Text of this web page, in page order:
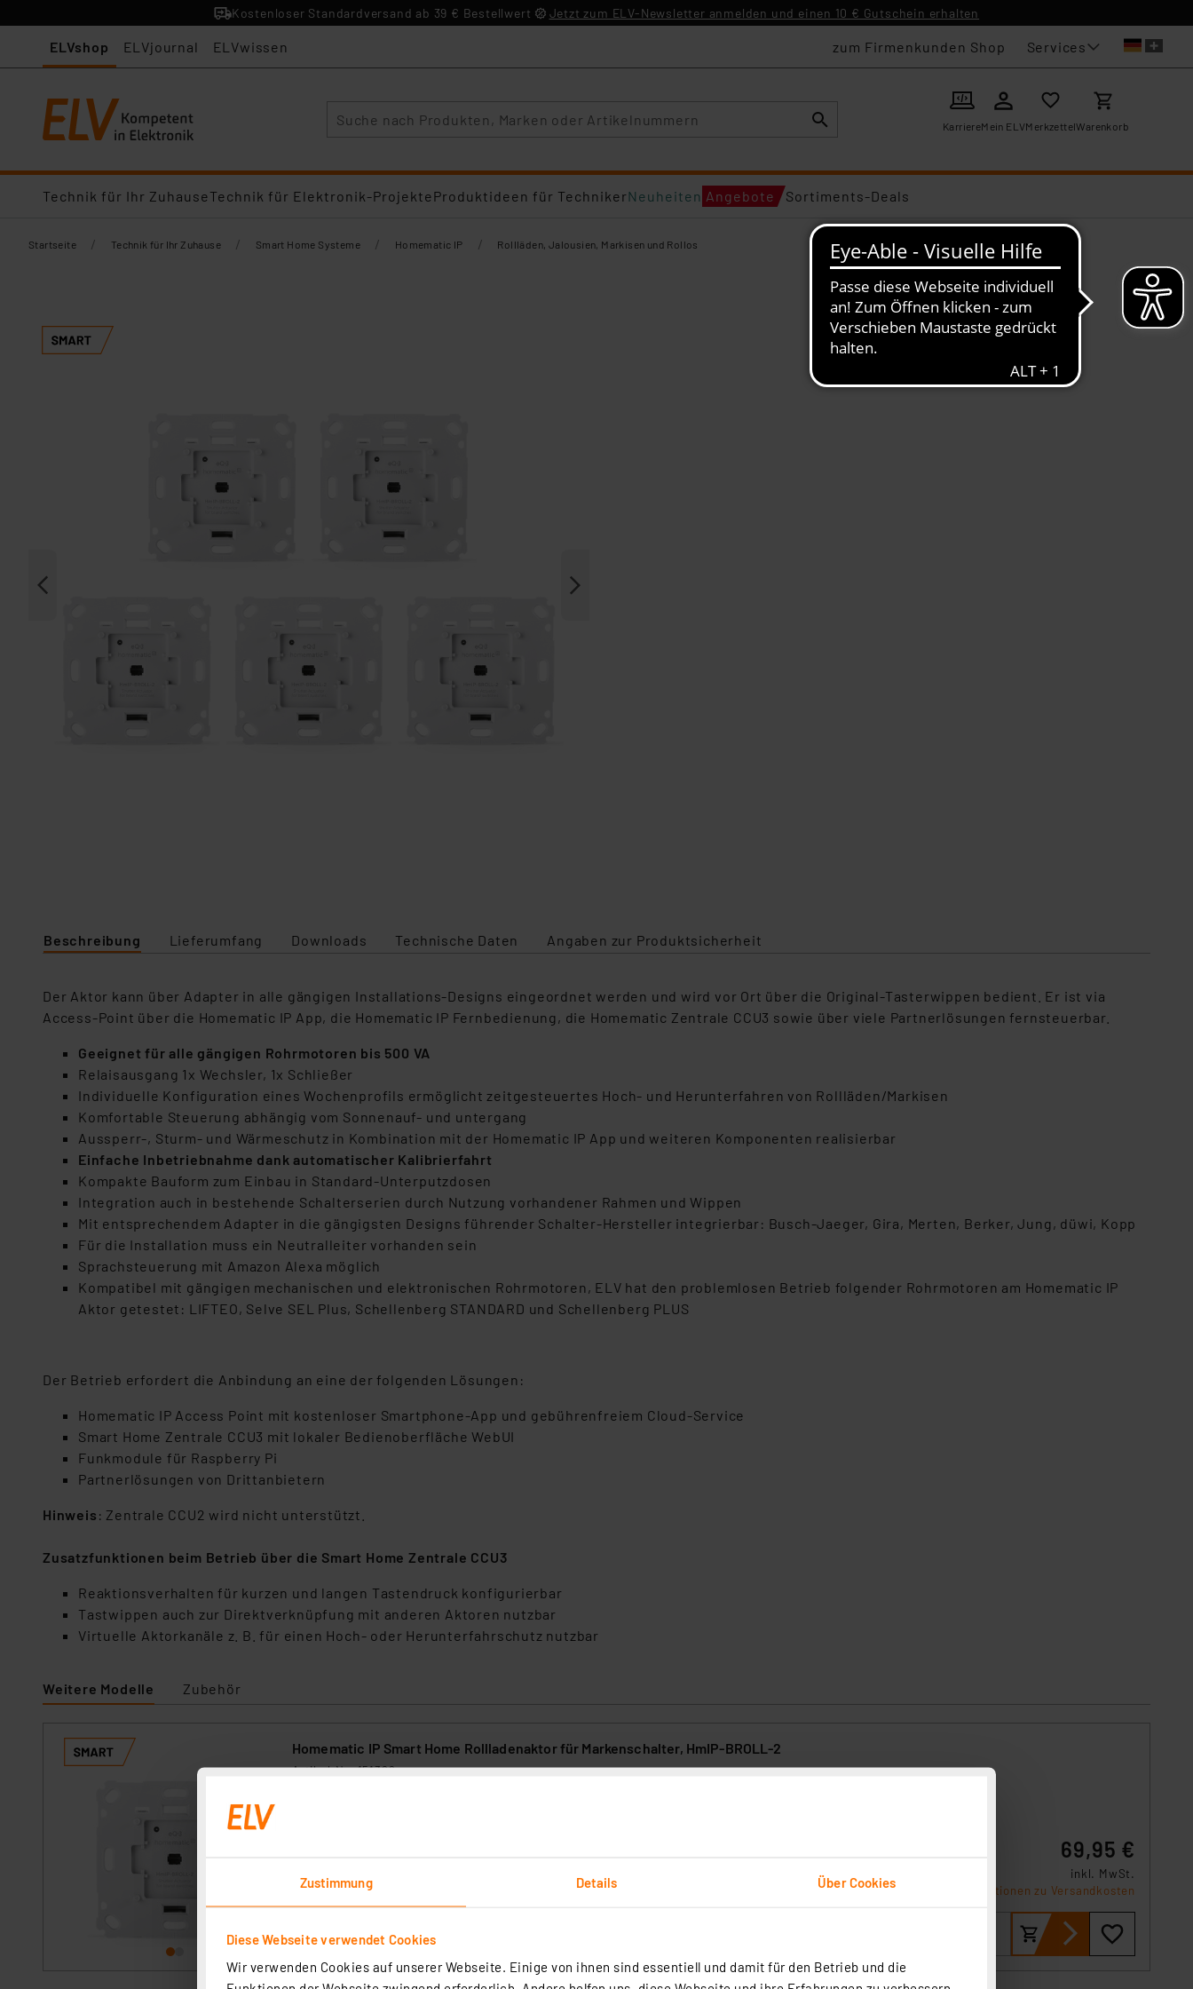
Zustimmung Details Über Cookies
Diese Webseite verwendet Cookies
Wir verwenden Cookies auf unserer Webseite. Einige von ihnen sind essentiell und damit für den Betrieb und die
Kostenloser Standardversand ab 39 € Bestellwert Jetzt zum ELV-Newsletter anmelden und einen 10 € Gutschein erhalten
ELVshop ELVjournal ELVwissen zum Firmenkunden Shop Services
KarriereMein ELVMerkzettelWarenkorb
Technik für Ihr ZuhauseTechnik für Elektronik-ProjekteProduktideen für TechnikerNeuheiten Angebote Sortiments-Deals
Startseite / Technik für Ihr Zuhause / Smart Home Systeme / Homematic IP / Rollläden, Jalousien, Markisen und Rollos
Beschreibung Lieferumfang Downloads Technische Daten Angaben zur Produktsicherheit
Der Aktor kann über Adapter in alle gängigen Installations-Designs eingeordnet werden und wird vor Ort über die Original-Tasterwippen bedient. Er ist via
Access-Point über die Homematic IP App, die Homematic IP Fernbedienung, die Homematic Zentrale CCU3 sowie über viele Partnerlösungen fernsteuerbar.
Geeignet für alle gängigen Rohrmotoren bis 500 VA
Relaisausgang 1x Wechsler, 1x Schließer
Individuelle Konfiguration eines Wochenprofils ermöglicht zeitgesteuertes Hoch- und Herunterfahren von Rollläden/Markisen
Komfortable Steuerung abhängig vom Sonnenauf- und untergang
Aussperr-, Sturm- und Wärmeschutz in Kombination mit der Homematic IP App und weiteren Komponenten realisierbar
Einfache Inbetriebnahme dank automatischer Kalibrierfahrt
Kompakte Bauform zum Einbau in Standard-Unterputzdosen
Integration auch in bestehende Schalterserien durch Nutzung vorhandener Rahmen und Wippen
Mit entsprechendem Adapter in die gängigsten Designs führender Schalter-Hersteller integrierbar: Busch-Jaeger, Gira, Merten, Berker, Jung, düwi, Kopp
Für die Installation muss ein Neutralleiter vorhanden sein
Sprachsteuerung mit Amazon Alexa möglich
Kompatibel mit gängigen mechanischen und elektronischen Rohrmotoren, ELV hat den problemlosen Betrieb folgender Rohrmotoren am Homematic IP
Aktor getestet: LIFTEO, Selve SEL Plus, Schellenberg STANDARD und Schellenberg PLUS
Der Betrieb erfordert die Anbindung an eine der folgenden Lösungen:
Homematic IP Access Point mit kostenloser Smartphone-App und gebührenfreiem Cloud-Service
Smart Home Zentrale CCU3 mit lokaler Bedienoberfläche WebUI
Funkmodule für Raspberry Pi
Partnerlösungen von Drittanbietern
Hinweis : Zentrale CCU2 wird nicht unterstützt.
Zusatzfunktionen beim Betrieb über die Smart Home Zentrale CCU3
Reaktionsverhalten für kurzen und langen Tastendruck konfigurierbar
Tastwippen auch zur Direktverknüpfung mit anderen Aktoren nutzbar
Virtuelle Aktorkanäle z. B. für einen Hoch- oder Herunterfahrschutz nutzbar
Weitere Modelle Zubehör
Homematic IP Smart Home Rollladenaktor für Markenschalter, HmIP-BROLL-2
Artikel-Nr. 151322
69,95 €
inkl. MwSt.
Informationen zu Versandkosten